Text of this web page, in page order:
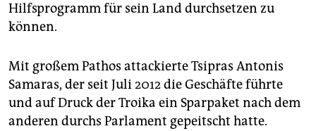
Hilfsprogramm für sein Land durchsetzen zu
können.
Mit großem Pathos attackierte Tsipras Antonis
Samaras, der seit Juli 2012 die Geschäfte führte
und auf Druck der Troika ein Sparpaket nach dem
anderen durchs Parlament gepeitscht hatte.